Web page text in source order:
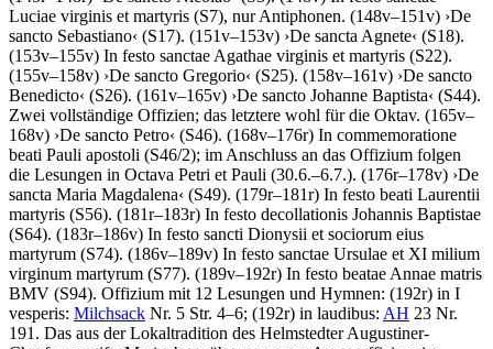
Luciae virginis et martyris (S7), nur Antiphonen. (148v–151v) ›De
sancto Sebastiano‹ (S17). (151v–153v) ›De sancta Agnete‹ (S18).
(153v–155v) In festo sanctae Agathae virginis et martyris (S22).
(155v–158v) ›De sancto Gregorio‹ (S25). (158v–161v) ›De sancto
Benedicto‹ (S26). (161v–165v) ›De sancto Johanne Baptista‹ (S44).
Zwei vollständige Offizien; das letztere wohl für die Oktav. (165v–
168v) ›De sancto Petro‹ (S46). (168v–176r) In commemoratione
beati Pauli apostoli (S46/2); im Anschluss an das Offizium folgen
die Lesungen in Octava Petri et Pauli (30.6.–6.7.). (176r–178v) ›De
sancta Maria Magdalena‹ (S49). (179r–181r) In festo beati Laurentii
martyris (S56). (181r–183r) In festo decollationis Johannis Baptistae
(S64). (183r–186v) In festo sancti Dionysii et sociorum eius
martyrum (S74). (186v–189v) In festo sanctae Ursulae et XI milium
virginum martyrum (S77). (189v–192r) In festo beatae Annae matris
BMV (S94). Offizium mit 12 Lesungen und Hymnen: (192r) in I
vesperis: Milchsack Nr. 5 Str. 4–6; (192r) in laudibus: AH 23 Nr.
191. Das aus der Lokaltradition des Helmstedter Augustiner-